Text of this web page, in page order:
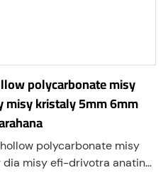
polycarbonate misy
misy kristaly 5mm 6mm
polycarbonate misy
dia misy efi-drivotra anatiny